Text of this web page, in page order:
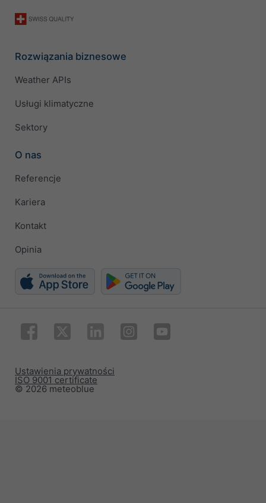
Rozwiązania biznesowe
Weather APIs
Usługi klimatyczne
Sektory
O nas
Referencje
Kariera
Kontakt
Opinia
© 2026 meteoblue
ISO 9001 certificate
Ustawienia prywatności